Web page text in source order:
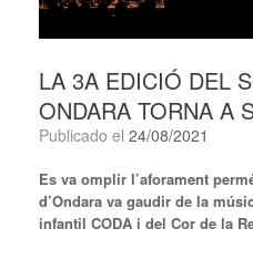
LA 3A EDICIÓ DEL
ONDARA TORNA A
Publicado el 24/08/2021
Es va omplir l’aforament
d’Ondara va gaudir de la
infantil CODA i del Cor de la